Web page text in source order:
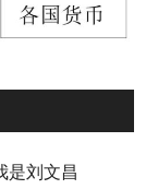
是刘文昌